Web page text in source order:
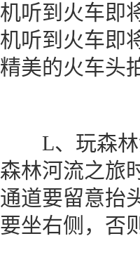
机听到火车即
机听到火车即
精美的火车头
L、玩森林
森林河流之旅
通道要留意抬
要坐右侧，否